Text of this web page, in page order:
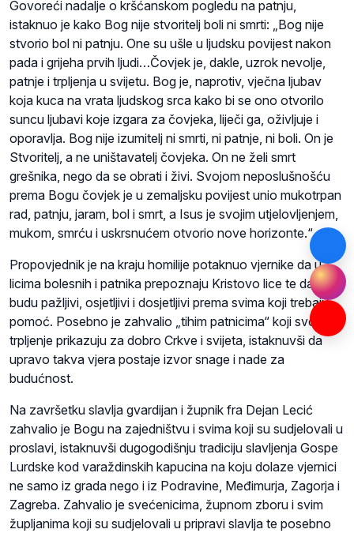
Govoreći nadalje o kršćanskom pogledu na patnju,
istaknuo je kako Bog nije stvoritelj boli ni smrti: „Bog nije
stvorio bol ni patnju. One su ušle u ljudsku povijest nakon
pada i grijeha prvih ljudi…Čovjek je, dakle, uzrok nevolje,
patnje i trpljenja u svijetu. Bog je, naprotiv, vječna ljubav
koja kuca na vrata ljudskog srca kako bi se ono otvorilo
suncu ljubavi koje izgara za čovjeka, liječi ga, oživljuje i
oporavlja. Bog nije izumitelj ni smrti, ni patnje, ni boli. On je
Stvoritelj, a ne uništavatelj čovjeka. On ne želi smrt
grešnika, nego da se obrati i živi. Svojom neposlušnošću
prema Bogu čovjek je u zemaljsku povijest unio mukotrpan
rad, patnju, jaram, bol i smrt, a Isus je svojim utjelovljenjem,
mukom, smrću i uskrsnućem otvorio nove horizonte.“
Propovjednik je na kraju homilije potaknuo vjernike da u
licima bolesnih i patnika prepoznaju Kristovo lice te da
budu pažljivi, osjetljivi i dosjetljivi prema svima koji trebaju
pomoć. Posebno je zahvalio „tihim patnicima“ koji svoje
trpljenje prikazuju za dobro Crkve i svijeta, istaknuvši da
upravo takva vjera postaje izvor snage i nade za
budućnost.
Na završetku slavlja gvardijan i župnik fra Dejan Lecić
zahvalio je Bogu na zajedništvu i svima koji su sudjelovali u
proslavi, istaknuvši dugogodišnju tradiciju slavljenja Gospe
Lurdske kod varaždinskih kapucina na koju dolaze vjernici
ne samo iz grada nego i iz Podravine, Međimurja, Zagorja i
Zagreba. Zahvalio je svećenicima, župnom zboru i svim
župljanima koji su sudjelovali u pripravi slavlja te posebno